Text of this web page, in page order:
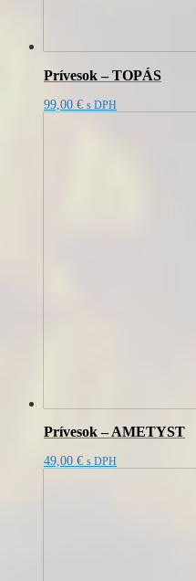
Prívesok – TOPÁS
99,00 € s DPH
Prívesok – AMETYST
49,00 € s DPH